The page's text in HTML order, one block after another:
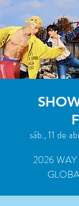
sáb., 11 de
2026